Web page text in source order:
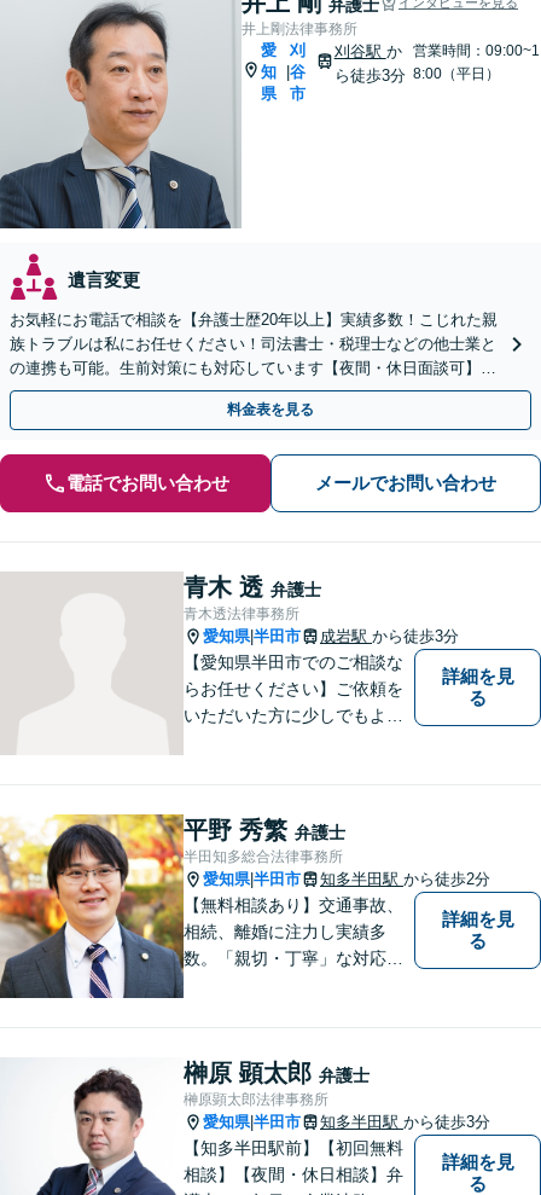
弁護士
井上剛法律事務所
愛
知
県
刈
谷
市
刈谷駅 か
ら徒歩3分
営業時間：09:00~1
8:00（平日）
遺言変更
お気軽にお電話で相談を【弁護士歴20年以上】実績多数！こじれた親
族トラブルは私にお任せください！司法書士・税理士などの他士業と
の連携も可能。生前対策にも対応しています【夜間・休日面談可】
【完全個室・秘密厳守】
料金表を見る
電話でお問い合わせ メールでお問い合わせ
青木 透 弁護士
青木透法律事務所
愛知県|半田市 成岩駅 から徒歩3分
【愛知県半田市でのご相談な
らお任せください】ご依頼を
いただいた方に少しでもよい
詳細を見
る
平野 秀繁 弁護士
半田知多総合法律事務所
愛知県|半田市 知多半田駅 から徒歩2分
【無料相談あり】交通事故、
相続、離婚に注力し実績多
数。「親切・丁寧」な対応
詳細を見
る
榊原 顕太郎 弁護士
榊原顕太郎法律事務所
愛知県|半田市 知多半田駅 から徒歩3分
【知多半田駅前】【初回無料
相談】【夜間・休日相談】弁
詳細を見
る